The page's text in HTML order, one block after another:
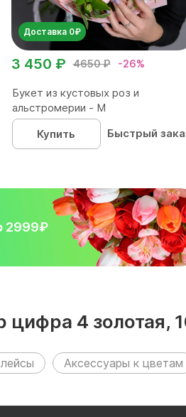
Доставка 0₽
4650 ₽ -26%
3 450 ₽
Букет из кустовых роз и
альстромерии - М
Купить
Быстрый
2999₽
4 золотая,
Аксессуары к цветам